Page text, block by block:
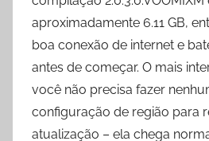
aproximadamente 6.11 GB,
boa conexão de internet e
antes de começar. O mais
você não precisa fazer
configuração de região para
atualização – ela chega